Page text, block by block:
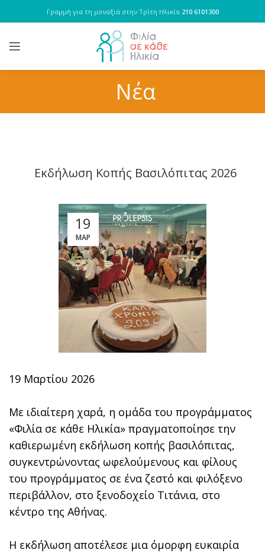
Γραμμή για τη μοναξιά στην Τρίτη Ηλικία 210 6101300
Νέα
Εκδήλωση Κοπής Βασιλόπιτας 2026
19
ΜΑΡ
19 Μαρτίου 2026
Με ιδιαίτερη χαρά, η ομάδα του προγράμματος
«Φιλία σε κάθε Ηλικία» πραγματοποίησε την
καθιερωμένη εκδήλωση κοπής βασιλόπιτας,
συγκεντρώνοντας ωφελούμενους και φίλους
του προγράμματος σε ένα ζεστό και φιλόξενο
περιβάλλον, στο ξενοδοχείο Τιτάνια, στο
κέντρο της Αθήνας.
Η εκδήλωση αποτέλεσε μια όμορφη ευκαιρία